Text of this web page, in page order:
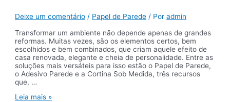
Deixe um comentário / Papel de Parede / Poradmin
Transformar um ambiente não depende apenas de grandes
reformas. Muitas vezes, são os elementos certos, bem
escolhidos e bem combinados, que criam aquele efeito de
casa renovada, elegante e cheia de personalidade. Entre as
soluções mais versáteis para isso estão o Papel de Parede,
o Adesivo Parede e a Cortina Sob Medida, três recursos
que, …
Como
Leia mais »